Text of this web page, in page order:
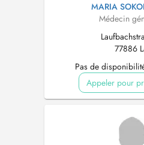
MARIA
Médecin
77886
Pas de
Appeler pour